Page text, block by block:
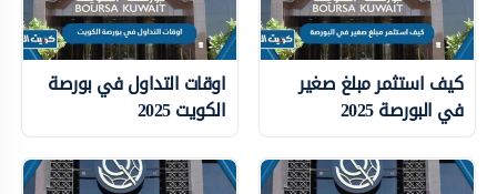
كيف استثمر مبلغ صغير
في البورصة 2025
اوقات التداول في بورصة
الكويت 2025